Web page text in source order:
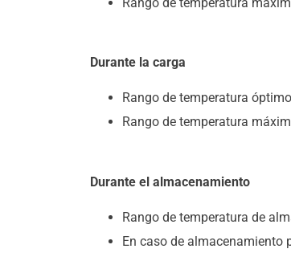
Durante la carga
Rango de temperatura
Rango de temperatura
Durante el almacenamiento
Rango de temperatura de
En caso de almacenamiento